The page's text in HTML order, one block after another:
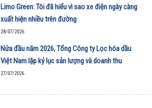
Limo Green: Tôi đã hiểu vì sao xe điện ngày càng
xuất hiện nhiều trên đường
28/07/2026
Nửa đầu năm 2026, Tổng Công ty Lọc hóa dầu
Việt Nam lập kỷ lục sản lượng và doanh thu
27/07/2026